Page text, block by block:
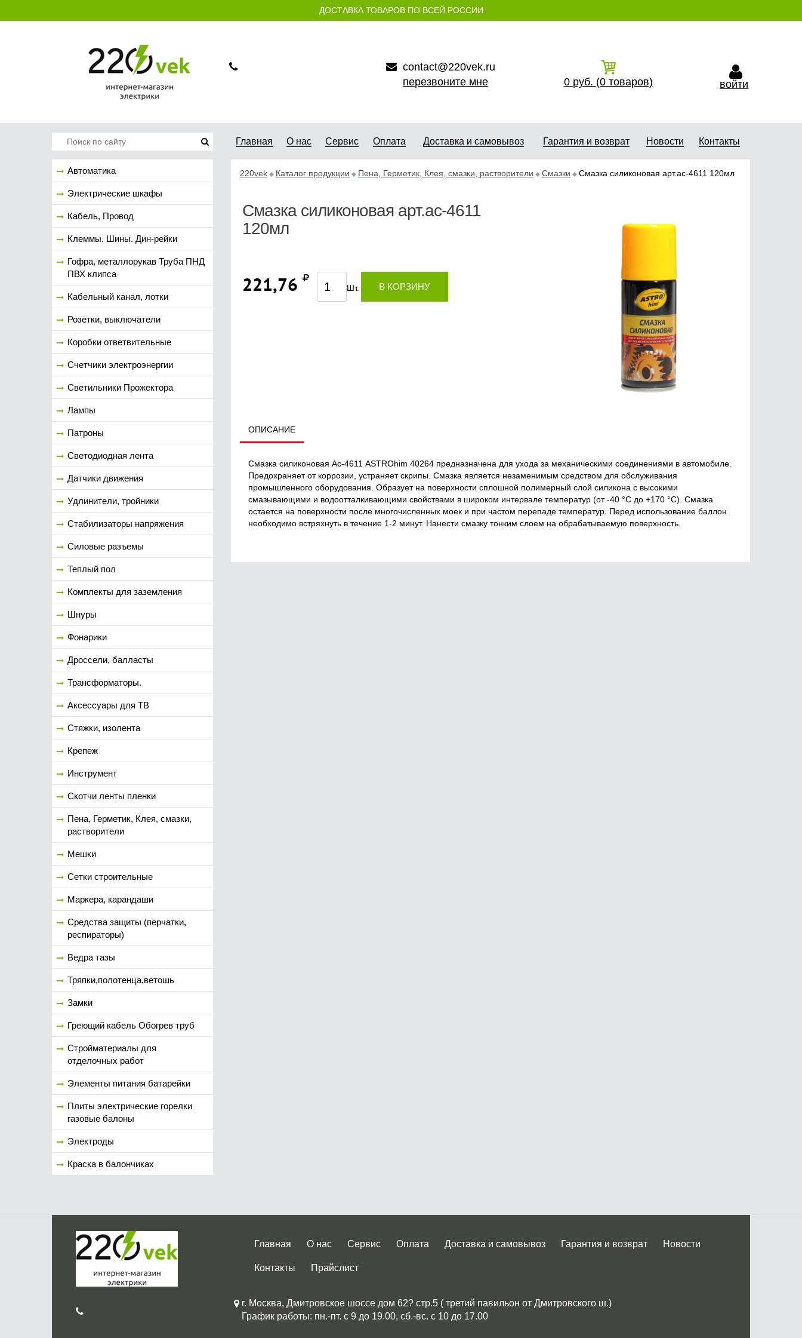
ДОСТАВКА ТОВАРОВ ПО ВСЕЙ РОССИИ
contact@220vek.ru
перезвоните мне
0 руб. (0 товаров) войти
Автоматика
Электрические шкафы
Кабель, Провод
Клеммы. Шины. Дин-рейки
Гофра, металлорукав Труба ПНД
ПВХ клипса
Кабельный канал, лотки
Розетки, выключатели
Коробки ответвительные
Счетчики электроэнергии
Светильники Прожектора
Лампы
Патроны
Светодиодная лента
Датчики движения
Удлинители, тройники
Стабилизаторы напряжения
Силовые разъемы
Теплый пол
Комплекты для заземления
Шнуры
Фонарики
Дроссели, балласты
Трансформаторы.
Аксессуары для ТВ
Стяжки, изолента
Крепеж
Инструмент
Скотчи ленты пленки
Пена, Герметик, Клея, смазки,
растворители
Мешки
Сетки строительные
Маркера, карандаши
Средства защиты (перчатки,
респираторы)
Ведра тазы
Тряпки,полотенца,ветошь
Замки
Греющий кабель Обогрев труб
Стройматериалы для
отделочных работ
Элементы питания батарейки
Плиты электрические горелки
газовые балоны
Электроды
Краска в балончиках
Главная О нас Сервис Оплата Доставка и самовывоз Гарантия и возврат Новости Контакты
220vek Каталог продукции Пена, Герметик, Клея, смазки, растворители Смазки Смазка силиконовая арт.ас-4611 120мл
Смазка силиконовая арт.ас-4611
120мл
221,76 Шт. В КОРЗИНУ
ОПИСАНИЕ
Смазка силиконовая Ас-4611 ASTROhim 40264 предназначена для ухода за механическими соединениями в автомобиле.
Предохраняет от коррозии, устраняет скрипы. Смазка является незаменимым средством для обслуживания
промышленного оборудования. Образует на поверхности сплошной полимерный слой силикона с высокими
смазывающими и водоотталкивающими свойствами в широком интервале температур (от -40 °С до +170 °С). Смазка
остается на поверхности после многочисленных моек и при частом перепаде температур. Перед использование баллон
необходимо встряхнуть в течение 1-2 минут. Нанести смазку тонким слоем на обрабатываемую поверхность.
Главная О нас Сервис Оплата Доставка и самовывоз Гарантия и возврат Новости
Контакты Прайслист
г. Москва, Дмитровское шоссе дом 62? стр.5 ( третий павильон от Дмитровского ш.)
График работы: пн.-пт. с 9 до 19.00, сб.-вс. с 10 до 17.00